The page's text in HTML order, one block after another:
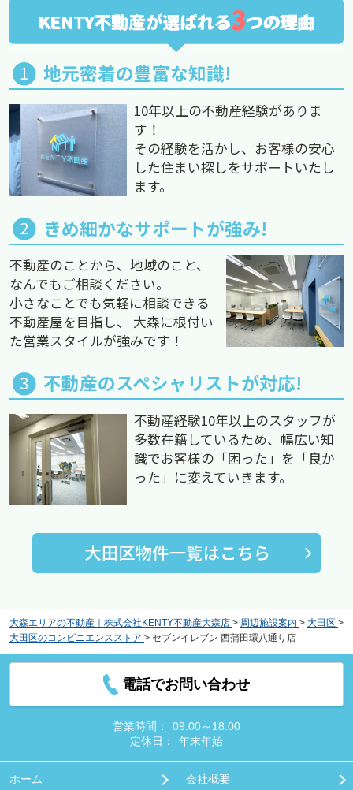
KENTY不動産が選ばれる3つの理由
地元密着の豊富な知識!
10年以上の不動産経験がありま
す！
その経験を活かし、お客様の安心
した住まい探しをサポートいたし
ます。
きめ細かなサポートが強み!
不動産のことから、地域のこと、
なんでもご相談ください。
小さなことでも気軽に相談できる
不動産屋を目指し、 大森に根付い
た営業スタイルが強みです！
不動産のスペシャリストが対応!
不動産経験10年以上のスタッフが
多数在籍しているため、幅広い知
識でお客様の「困った」を「良か
った」に変えていきます。
大森エリアの不動産｜株式会社KENTY不動産大森店 > 周辺施設案内 > 大田区 >
大田区のコンビニエンスストア > セブンイレブン 西蒲田環八通り店
電話でお問い合わせ
営業時間：
09:00～18:00
定休日：
年末年始
ホーム 会社概要